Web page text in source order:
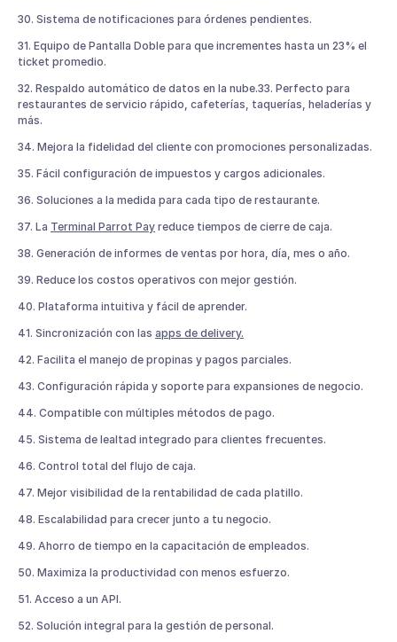
30. Sistema de notificaciones para órdenes pendientes.
31. Equipo de Pantalla Doble para que incrementes hasta un 23% el
ticket promedio.
32. Respaldo automático de datos en la nube.33. Perfecto para
restaurantes de servicio rápido, cafeterías, taquerías, heladerías y
más.
34. Mejora la fidelidad del cliente con promociones personalizadas.
35. Fácil configuración de impuestos y cargos adicionales.
36. Soluciones a la medida para cada tipo de restaurante.
37. La Terminal Parrot Pay reduce tiempos de cierre de caja.
38. Generación de informes de ventas por hora, día, mes o año.
39. Reduce los costos operativos con mejor gestión.
40. Plataforma intuitiva y fácil de aprender.
41. Sincronización con las apps de delivery.
42. Facilita el manejo de propinas y pagos parciales.
43. Configuración rápida y soporte para expansiones de negocio.
44. Compatible con múltiples métodos de pago.
45. Sistema de lealtad integrado para clientes frecuentes.
46. Control total del flujo de caja.
47. Mejor visibilidad de la rentabilidad de cada platillo.
48. Escalabilidad para crecer junto a tu negocio.
49. Ahorro de tiempo en la capacitación de empleados.
50. Maximiza la productividad con menos esfuerzo.
51. Acceso a un API.
52. Solución integral para la gestión de personal.